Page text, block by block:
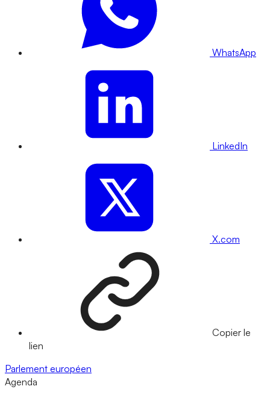
WhatsApp
LinkedIn
X.com
Copier le
lien
Parlement européen
Agenda